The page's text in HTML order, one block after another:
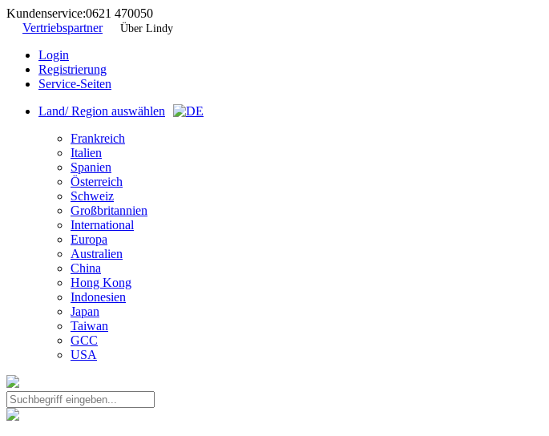
Kundenservice:0621 470050
Vertriebspartner
Über Lindy
Login
Registrierung
Service-Seiten
Land/ Region auswählen
Frankreich
Italien
Spanien
Österreich
Schweiz
Großbritannien
International
Europa
Australien
China
Hong Kong
Indonesien
Japan
Taiwan
GCC
USA